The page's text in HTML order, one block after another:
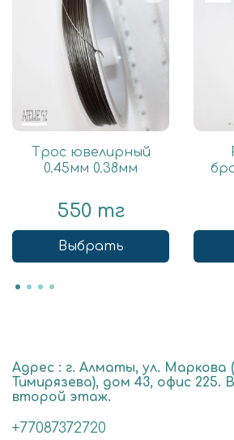
Трос ювелирный
0.45мм 0.38мм
550 тг
Выбрать
Адрес : г. Алматы, ул. Маркова
Тимирязева), дом 43, офис 225.
второй этаж.
+77087372720